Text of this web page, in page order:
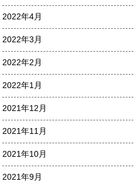
2022年4月
2022年3月
2022年2月
2022年1月
2021年12月
2021年11月
2021年10月
2021年9月